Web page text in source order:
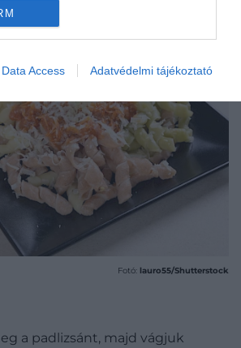
Data Access Adatvédelmi tájékoztató
Fotó: lauro55/Shutterstock
a padlizsánt, majd vágjuk